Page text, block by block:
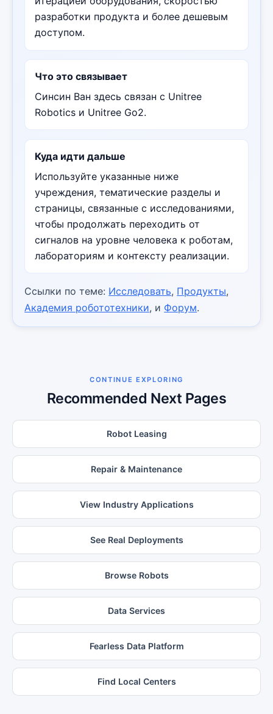
разработки продукта и более дешевым
доступом.
Что это связывает
Синсин Ван здесь связан с Unitree
Robotics и Unitree Go2.
Куда идти дальше
Используйте указанные ниже
учреждения, тематические разделы и
страницы, связанные с исследованиями,
чтобы продолжать переходить от
сигналов на уровне человека к роботам,
лабораториям и контексту реализации.
Ссылки по теме: Исследовать, Продукты,
Академия робототехники, и Форум.
CONTINUE EXPLORING
Recommended Next Pages
Robot Leasing
Repair & Maintenance
View Industry Applications
See Real Deployments
Browse Robots
Data Services
Fearless Data Platform
Find Local Centers